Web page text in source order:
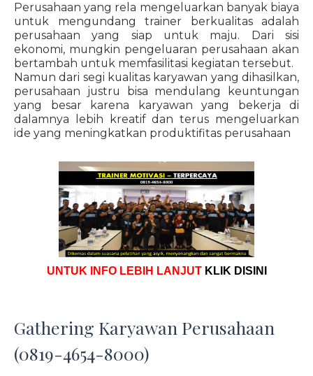
Perusahaan yang rela mengeluarkan banyak biaya
untuk mengundang trainer berkualitas adalah
perusahaan yang siap untuk maju. Dari sisi
ekonomi, mungkin pengeluaran perusahaan akan
bertambah untuk memfasilitasi kegiatan tersebut.
Namun dari segi kualitas karyawan yang dihasilkan,
perusahaan justru bisa mendulang keuntungan
yang besar karena karyawan yang bekerja di
dalamnya lebih kreatif dan terus mengeluarkan
ide yang meningkatkan produktifitas perusahaan
UNTUK INFO LEBIH LANJUT KLIK DISINI
Gathering Karyawan Perusahaan
(0819-4654-8000)